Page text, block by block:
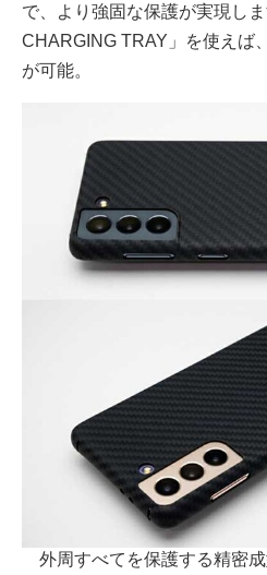
で、より強固な保護が実現し
CHARGING TRAY」を使えば
が可能。
外周すべてを保護する精密